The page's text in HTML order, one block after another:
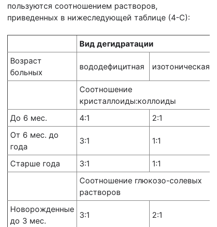
пользуются соотношением растворов,
приведенных в нижеследующей таблице (4-С):
Вид дегидратации
Возраст
больных
вододефицитная изотоническая
Соотношение
кристаллоиды:коллоиды
До 6 мес.
4:1 2:1
От 6 мес. до
года
3:1 1:1
Старше года 3:1 1:1
Соотношение глюкозо-солевых
растворов
Новорожденные
до 3 мес.
3:1 2:1